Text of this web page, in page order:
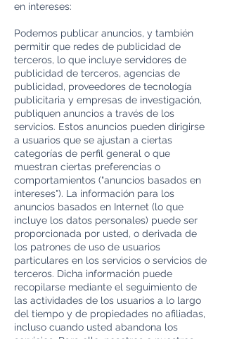
en intereses:
Podemos publicar anuncios, y también
permitir que redes de publicidad de
terceros, lo que incluye servidores de
publicidad de terceros, agencias de
publicidad, proveedores de tecnología
publicitaria y empresas de investigación,
publiquen anuncios a través de los
servicios. Estos anuncios pueden dirigirse
a usuarios que se ajustan a ciertas
categorías de perfil general o que
muestran ciertas preferencias o
comportamientos ("anuncios basados en
intereses"). La información para los
anuncios basados en Internet (lo que
incluye los datos personales) puede ser
proporcionada por usted, o derivada de
los patrones de uso de usuarios
particulares en los servicios o servicios de
terceros. Dicha información puede
recopilarse mediante el seguimiento de
las actividades de los usuarios a lo largo
del tiempo y de propiedades no afiliadas,
incluso cuando usted abandona los